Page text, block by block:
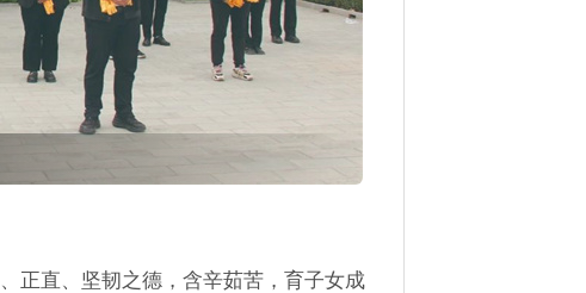
正直、坚韧之德，含辛茹苦，育子女成